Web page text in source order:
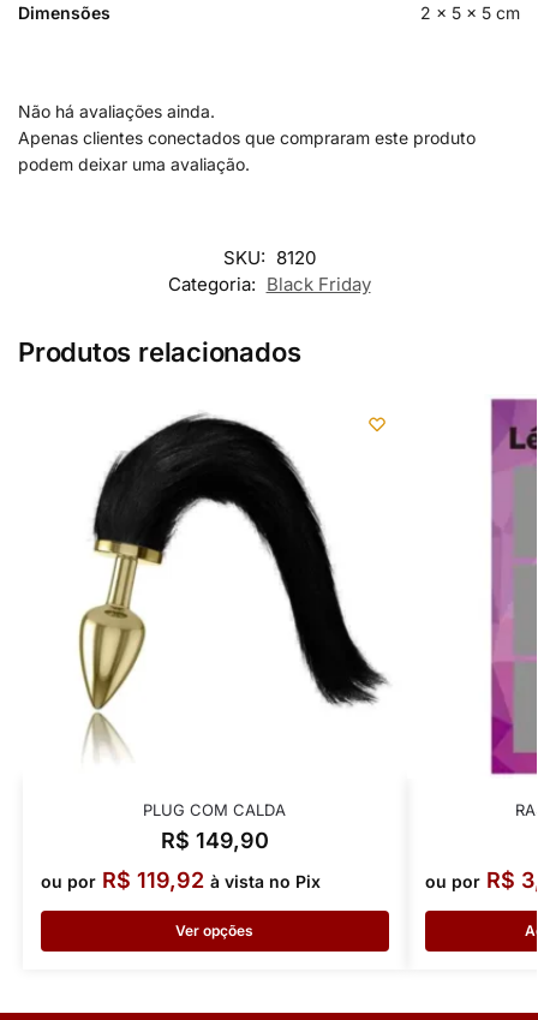
Dimensões 2 × 5 × 5 cm
Não há avaliações ainda.
Apenas clientes conectados que compraram este produto
podem deixar uma avaliação.
SKU: 8120
Categoria: Black Friday
Produtos relacionados
PLUG COM CALDA
R$ 149,90
ou por R$ 119,92 à vista no Pix
Ver opções
ou por R$